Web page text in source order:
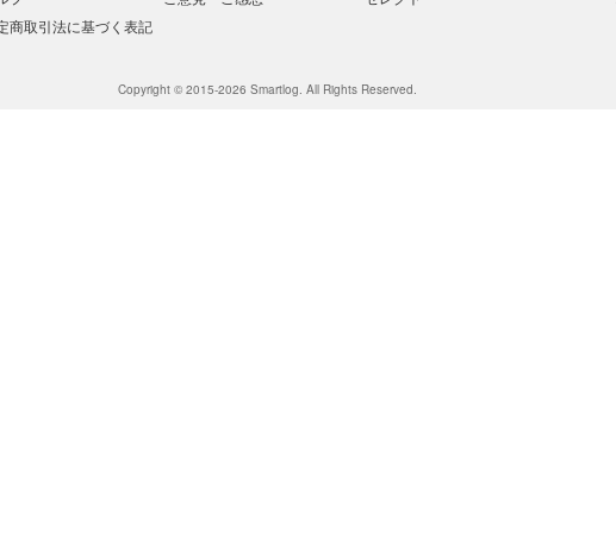
商取引法に基づく表記
Copyright © 2015-2026 Smartlog. All Rights Reserved.